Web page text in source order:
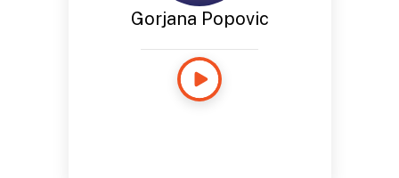
Gorjana Popovic